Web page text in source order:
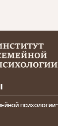
ПСИХОЛОГИИ"